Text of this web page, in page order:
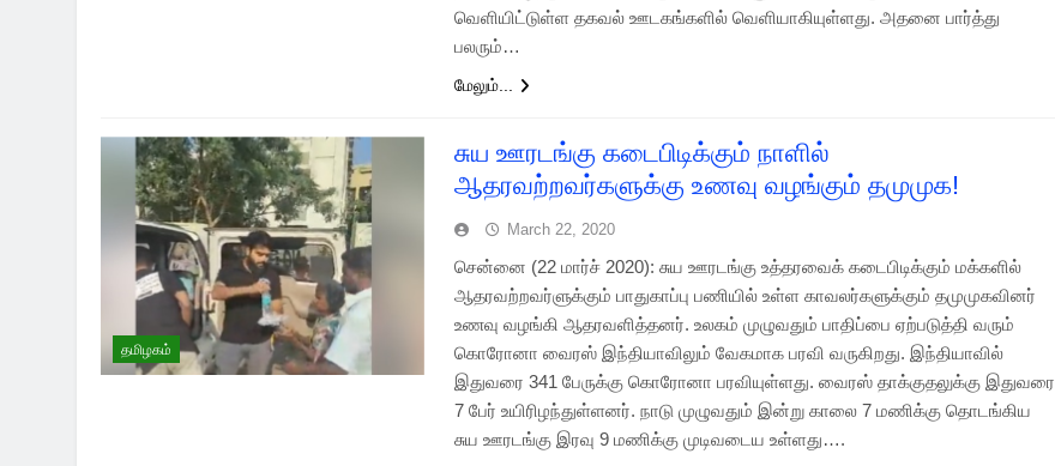
வெளியிட்டுள்ள தகவல் ஊடகங்களில் வெளியாகியுள்ளது. அதனை பார்த்து
பலரும்…
மேலும்...
தமிழகம்
சுய ஊரடங்கு கடைபிடிக்கும் நாளில்
ஆதரவற்றவர்களுக்கு உணவு வழங்கும் தமுமுக!
March 22, 2020
சென்னை (22 மார்ச் 2020): சுய ஊரடங்கு உத்தரவைக் கடைபிடிக்கும் மக்களில்
ஆதரவற்றவர்ளுக்கும் பாதுகாப்பு பணியில் உள்ள காவலர்களுக்கும் தமுமுகவினர்
உணவு வழங்கி ஆதரவளித்தனர். உலகம் முழுவதும் பாதிப்பை ஏற்படுத்தி வரும்
கொரோனா வைரஸ் இந்தியாவிலும் வேகமாக பரவி வருகிறது. இந்தியாவில்
இதுவரை 341 பேருக்கு கொரோனா பரவியுள்ளது. வைரஸ் தாக்குதலுக்கு இதுவரை
7 பேர் உயிரிழந்துள்ளனர். நாடு முழுவதும் இன்று காலை 7 மணிக்கு தொடங்கிய
சுய ஊரடங்கு இரவு 9 மணிக்கு முடிவடைய உள்ளது….